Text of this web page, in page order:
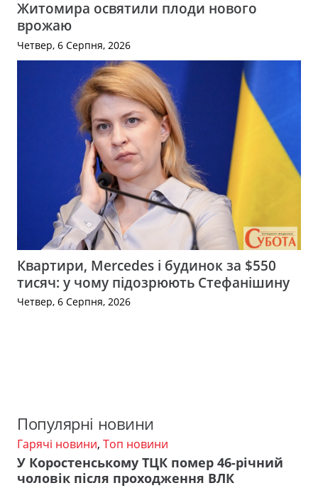
Житомира освятили плоди нового
врожаю
Четвер, 6 Серпня, 2026
Квартири, Mercedes і будинок за $550
тисяч: у чому підозрюють Стефанішину
Четвер, 6 Серпня, 2026
Популярні новини
Гарячі новини, Топ новини
У Коростенському ТЦК помер 46-річний
чоловік після проходження ВЛК